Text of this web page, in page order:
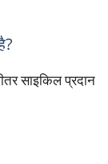
साइकिल प्रदान